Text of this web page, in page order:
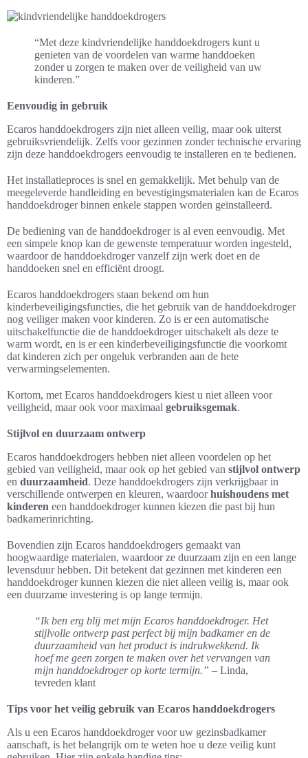
“Met deze kindvriendelijke handdoekdrogers kunt u
genieten van de voordelen van warme handdoeken
zonder u zorgen te maken over de veiligheid van uw
kinderen.”
Eenvoudig in gebruik
Ecaros handdoekdrogers zijn niet alleen veilig, maar ook uiterst
gebruiksvriendelijk. Zelfs voor gezinnen zonder technische ervaring
zijn deze handdoekdrogers eenvoudig te installeren en te bedienen.
Het installatieproces is snel en gemakkelijk. Met behulp van de
meegeleverde handleiding en bevestigingsmaterialen kan de Ecaros
handdoekdroger binnen enkele stappen worden geïnstalleerd.
De bediening van de handdoekdroger is al even eenvoudig. Met
een simpele knop kan de gewenste temperatuur worden ingesteld,
waardoor de handdoekdroger vanzelf zijn werk doet en de
handdoeken snel en efficiënt droogt.
Ecaros handdoekdrogers staan bekend om hun
kinderbeveiligingsfuncties, die het gebruik van de handdoekdroger
nog veiliger maken voor kinderen. Zo is er een automatische
uitschakelfunctie die de handdoekdroger uitschakelt als deze te
warm wordt, en is er een kinderbeveiligingsfunctie die voorkomt
dat kinderen zich per ongeluk verbranden aan de hete
verwarmingselementen.
Kortom, met Ecaros handdoekdrogers kiest u niet alleen voor
veiligheid, maar ook voor maximaal gebruiksgemak.
Stijlvol en duurzaam ontwerp
Ecaros handdoekdrogers hebben niet alleen voordelen op het
gebied van veiligheid, maar ook op het gebied van stijlvol ontwerp
en duurzaamheid. Deze handdoekdrogers zijn verkrijgbaar in
verschillende ontwerpen en kleuren, waardoorhuishoudens met
kinderen een handdoekdroger kunnen kiezen die past bij hun
badkamerinrichting.
Bovendien zijn Ecaros handdoekdrogers gemaakt van
hoogwaardige materialen, waardoor ze duurzaam zijn en een lange
levensduur hebben. Dit betekent dat gezinnen met kinderen een
handdoekdroger kunnen kiezen die niet alleen veilig is, maar ook
een duurzame investering is op lange termijn.
“Ik ben erg blij met mijn Ecaros handdoekdroger. Het
stijlvolle ontwerp past perfect bij mijn badkamer en de
duurzaamheid van het product is indrukwekkend. Ik
hoef me geen zorgen te maken over het vervangen van
mijn handdoekdroger op korte termijn.” – Linda,
tevreden klant
Tips voor het veilig gebruik van Ecaros handdoekdrogers
Als u een Ecaros handdoekdroger voor uw gezinsbadkamer
aanschaft, is het belangrijk om te weten hoe u deze veilig kunt